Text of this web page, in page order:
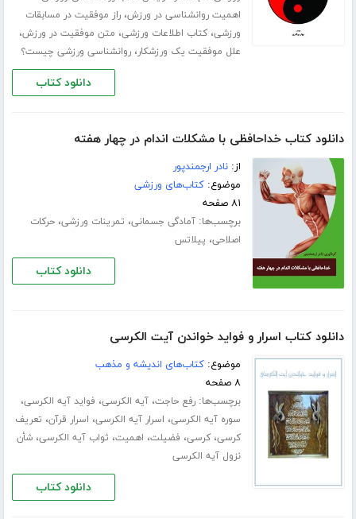
اهمیت روانشناسی در ورزش،راز موفقیت در مسابقات
ورزشی،کتاب اطلاعات ورزشی، متن موفقیت در ورزش،
علل موفقیت یک ورزشکار،روانشناسی ورزشی چیست؟
دانلود کتاب
دانلود کتاب خداحافظی با مشکلات اندام در چهار هفته
از:نادر ارجمندپور
موضوع:کتاب‌های ورزشی
۸۱ صفحه
برچسب‌ها:آمادگی جسمانی، تمرینات ورزشی،حرکات
اصلاحی، پیلاتس
دانلود کتاب
دانلود کتاب اسرار و فواید خواندن آیت الکرسی
موضوع:کتاب‌های اندیشه و مذهب
۸ صفحه
برچسب‌ها:رفع حاجت،آیه الکرسی، فواید آیه الکرسی،
سوره آیه الکرسی، اسرار آیه الکرسی، اسرار قرآن، تعریف
کرسی،کرسی، فضیلت، اهمیت، ثواب آیه الکرسی،شأن
نزول آیه الکرسی
دانلود کتاب